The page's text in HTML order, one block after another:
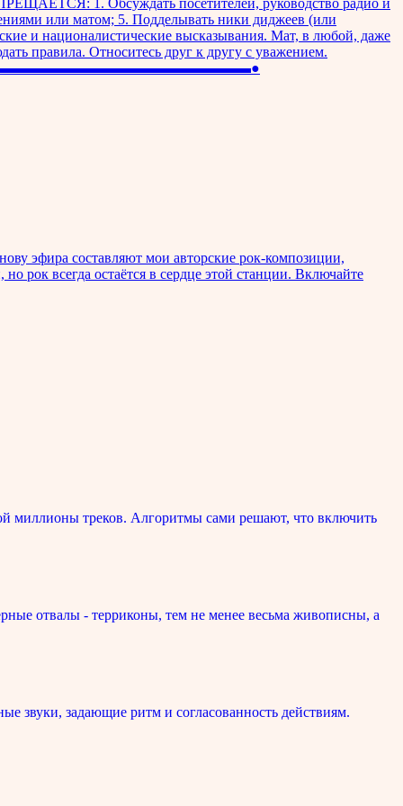
1. Обсуждать посетителей, руководство радио и
или матом; 5. Подделывать ники диджеев (или
и националистические высказывания. Мат, в любой, даже
правила. Относитесь друг к другу с уважением.
●▬▬▬▬▬▬▬▬▬▬▬▬▬▬▬▬▬▬▬▬▬▬▬▬▬▬●
эфира составляют мои авторские рок-композиции,
всегда остаётся в сердце этой станции. Включайте
миллионы треков. Алгоритмы сами решают, что включить
отвалы - терриконы, тем не менее весьма живописны, а
звуки, задающие ритм и согласованность действиям.